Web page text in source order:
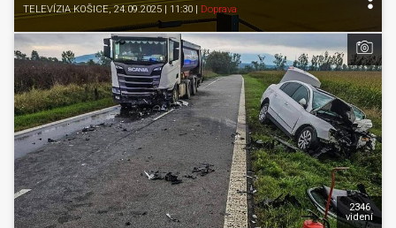
TELEVÍZIA KOŠICE, 24.09.2025 | 11:30 Doprava
2346
videní